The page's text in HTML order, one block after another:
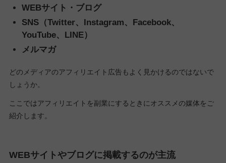
WEBサイト・ブログ
SNS（Twitter、Instagram、Facebook、
YouTube、LINE）
メルマガ
どのメディアのアフィリエイト広告もよく見かけるのではないで
しょうか。
ここではアフィリエイトを副業にするときにオススメの媒体をご
紹介します。
WEBサイトやブログに掲載するのが主流